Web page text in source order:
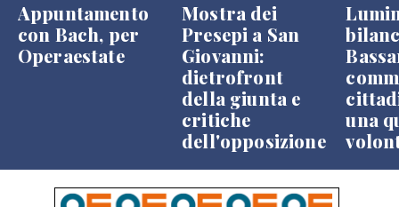
Appuntamento
con Bach, per
Operaestate
Mostra dei
Presepi a San
Giovanni:
dietrofront
della giunta e
critiche
dell'opposizione
una